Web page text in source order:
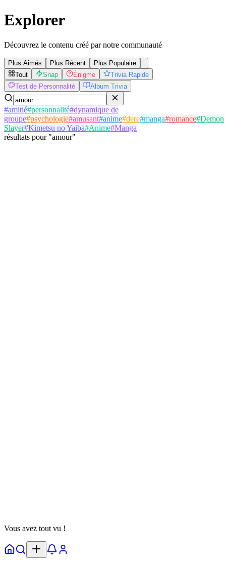
Explorer
Découvrez le contenu créé par notre communauté
Plus Aimés Plus Récent
Plus Populaire
Tout
Snap Énigme
Trivia Rapide
Test de Personnalité
Album Trivia
#amitié#personnalité#dynamique de
groupe#psychologie#amusant#anime#dere#manga#romance#Demon
Slayer#Kimetsu no Yaiba#Anime#Manga
résultats pour"amour"
Vous avez tout vu !
AccueilExplorer Notifs